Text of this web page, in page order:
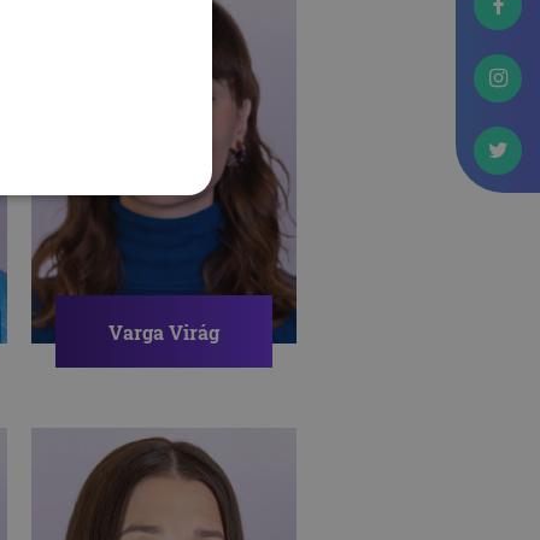
Varga Virág
ÖNISMERET
ÖNFEJLESZTÉS
REZILIENCIA